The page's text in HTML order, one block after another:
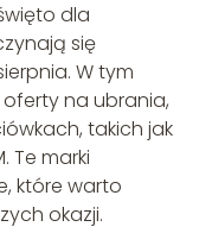
dla
się
W tym
na ubrania,
takich jak
Te marki
które warto
okazji.